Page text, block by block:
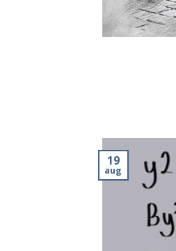
19
aug